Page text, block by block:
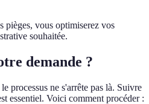
pièges, vous optimiserez vos
souhaitée.
demande ?
processus ne s'arrête pas là. Suivre
essentiel. Voici comment procéder :